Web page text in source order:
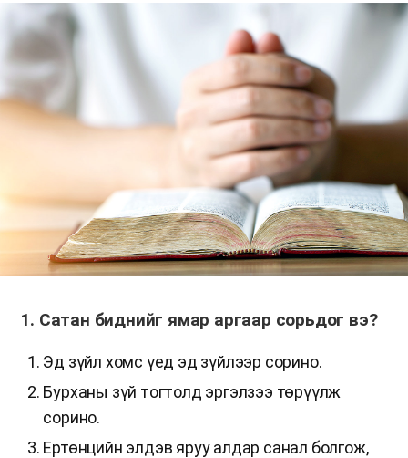
1. Сатан биднийг ямар аргаар сорьдог вэ?
Эд зүйл хомс үед эд зүйлээр сорино.
Бурханы зүй тогтолд эргэлзээ төрүүлж
сорино.
Ертөнцийн элдэв яруу алдар санал болгож,